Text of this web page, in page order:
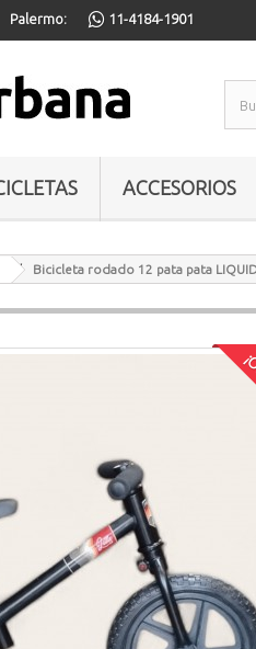
Palermo: 11-4184-1901
ACCESORIOS
Bicicleta rodado 12 pata pata